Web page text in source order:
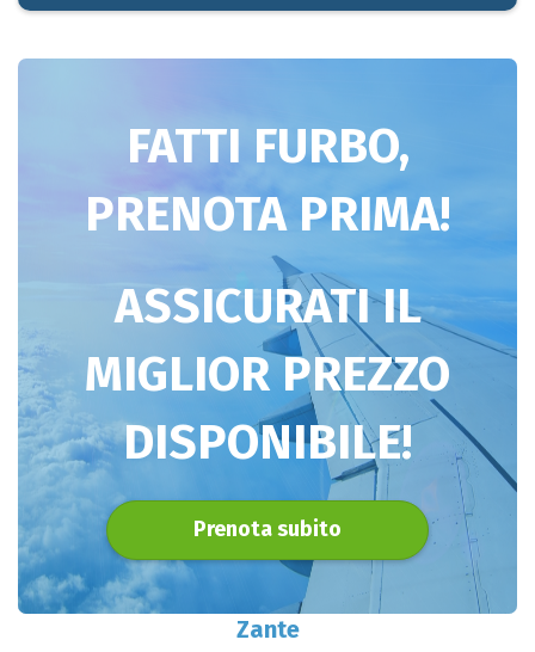
FATTI FURBO,
PRENOTA PRIMA!
ASSICURATI IL
MIGLIOR PREZZO
DISPONIBILE!
Prenota subito
Zante